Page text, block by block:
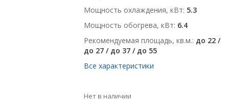
Мощность охлаждения, кВт 5.3
Мощность обогрева, кВт 6.4
Рекомендуемая площадь, кв.м. до 22 /
до 27 / до 37 / до 55
Все характеристики
Нет в наличии